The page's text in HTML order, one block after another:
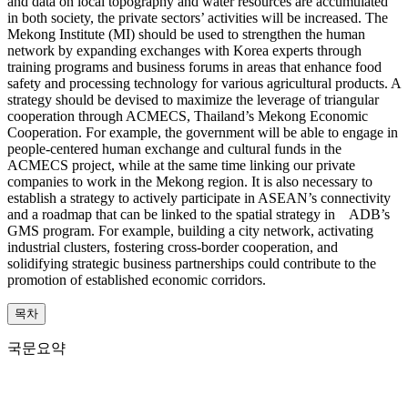
in both society, the private sectors’ activities will be increased. The
Mekong Institute (MI) should be used to strengthen the human
network by expanding exchanges with Korea experts through
training programs and business forums in areas that enhance food
safety and processing technology for various agricultural products. A
strategy should be devised to maximize the leverage of triangular
cooperation through ACMECS, Thailand’s Mekong Economic
Cooperation. For example, the government will be able to engage in
people-centered human exchange and cultural funds in the
ACMECS project, while at the same time linking our private
companies to work in the Mekong region. It is also necessary to
establish a strategy to actively participate in ASEAN’s connectivity
and a roadmap that can be linked to the spatial strategy in ADB’s
GMS program. For example, building a city network, activating
industrial clusters, fostering cross-border cooperation, and
solidifying strategic business partnerships could contribute to the
promotion of established economic corridors.
목차
국문요약